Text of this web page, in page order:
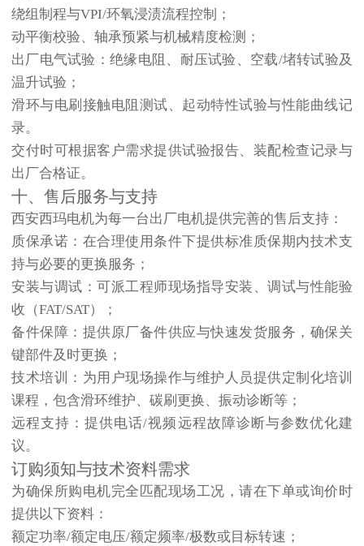
绕组制程与VPI/环氧浸渍流程控制；
动平衡校验、轴承预紧与机械精度检测；
出厂电气试验：绝缘电阻、耐压试验、空载/堵转试验及
温升试验；
滑环与电刷接触电阻测试、起动特性试验与性能曲线记
录。
交付时可根据客户需求提供试验报告、装配检查记录与
出厂合格证。
十、售后服务与支持
西安西玛电机为每一台出厂电机提供完善的售后支持：
质保承诺 ：在合理使用条件下提供标准质保期内技术支
持与必要的更换服务；
安装与调试 ：可派工程师现场指导安装、调试与性能验
收（FAT/SAT）；
备件保障 ：提供原厂备件供应与快速发货服务，确保关
键部件及时更换；
技术培训
：为用户现场操作与维护人员提供定制化培训
课程，包含滑环维护、碳刷更换、振动诊断等；
远程支持 ：提供电话/视频远程故障诊断与参数优化建
议。
订购须知与技术资料需求
为确保所购电机完全匹配现场工况，请在下单或询价时
提供以下资料：
额定功率/额定电压/额定频率/极数或目标转速；